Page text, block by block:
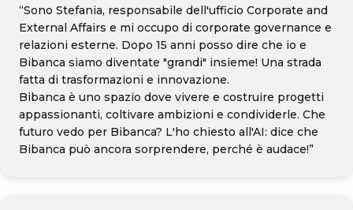
“Sono Stefania, responsabile dell'ufficio Corporate and
External Affairs e mi occupo di corporate governance e
relazioni esterne. Dopo 15 anni posso dire che io e
Bibanca siamo diventate "grandi" insieme! Una strada
fatta di trasformazioni e innovazione.
Bibanca è uno spazio dove vivere e costruire progetti
appassionanti, coltivare ambizioni e condividerle. Che
futuro vedo per Bibanca? L'ho chiesto all'AI: dice che
Bibanca può ancora sorprendere, perché è audace!”